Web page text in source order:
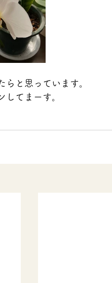
らと思っています。
してまーす。